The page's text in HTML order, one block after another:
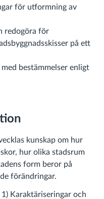
för utformning av
redogöra för
på ett
bestämmelser enligt
kunskap om hur
hur olika stadsrum
form beror på
förändringar.
Karaktäriseringar och